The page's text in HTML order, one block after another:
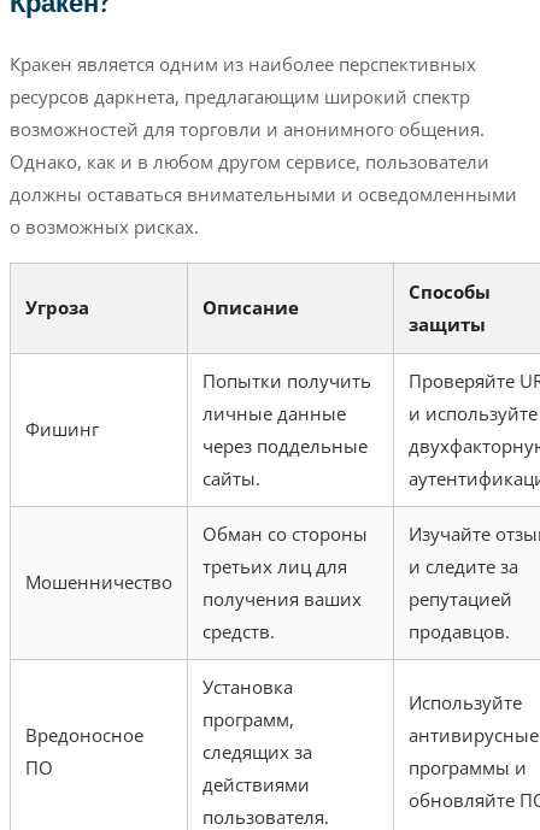
Кракен является одним из наиболее перспективных
ресурсов даркнета, предлагающим широкий спектр
возможностей для торговли и анонимного общения.
Однако, как и в любом другом сервисе, пользователи
должны оставаться внимательными и осведомленными
о возможных рисках.
Угроза Описание
Способы
защиты
Фишинг
Попытки получить
личные данные
через поддельные
сайты.
Проверяйте
и используйте
Мошенничество
Обман со стороны
третьих лиц для
получения ваших
средств.
Изучайте
и следите за
репутацией
продавцов.
Вредоносное
ПО
Установка
программ,
следящих за
действиями
пользователя.
Используйте
антивирусные
программы и
обновляйте